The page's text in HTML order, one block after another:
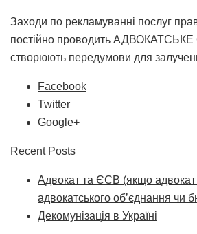
Заходи по рекламуванні послуг
постійно проводить
створюють передумови для
Facebook
Twitter
Google+
Recent Posts
Адвокат та ЄСВ (якщо адвокат
адвокатського об’єднання чи
Декомунізація в Україні